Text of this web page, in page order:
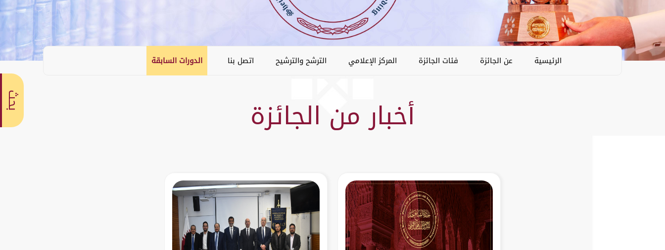
الرئيسية عن الجائزة فئات الجائزة المركز الإعلامي الترشح والترشيح اتصل بنا الدورات السابقة
أخبار من الجائزة بحث